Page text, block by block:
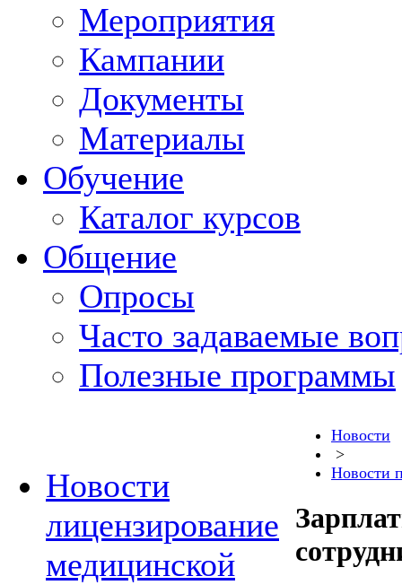
Мероприятия
Кампании
Документы
Материалы
Обучение
Каталог курсов
Общение
Опросы
Часто задаваемые
Полезные программы
Новости
лицензирование
медицинской
Новости
>
Новости